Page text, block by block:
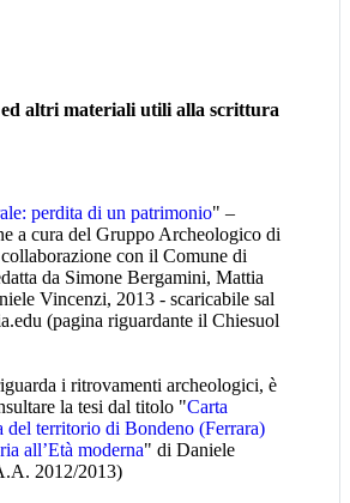
altri materiali utili alla scrittura
perdita di un patrimonio" –
a cura del Gruppo Archeologico di
con il Comune di
da Simone Bergamini, Mattia
Vincenzi, 2013 - scaricabile sal
(pagina riguardante il Chiesuol
i ritrovamenti archeologici, è
la tesi dal titolo "Carta
del territorio di Bondeno (Ferrara)
all’Età moderna" di Daniele
2012/2013)